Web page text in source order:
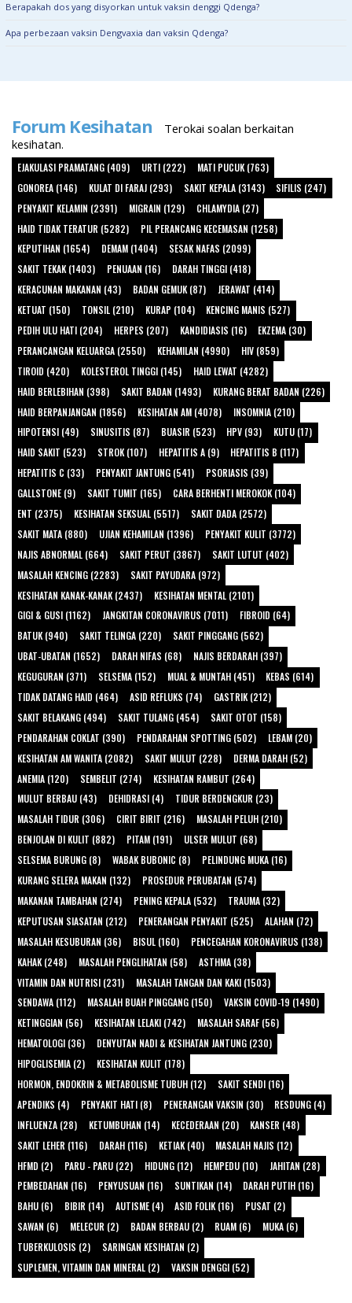
Berapakah dos yang disyorkan untuk vaksin denggi Qdenga?
Apa perbezaan vaksin Dengvaxia dan vaksin Qdenga?
Forum Kesihatan
Terokai soalan berkaitan
kesihatan.
EJAKULASI PRAMATANG (409) URTI (222)
MATI PUCUK (763)
GONOREA (146)
KULAT DI FARAJ (293) SAKIT KEPALA (3143)
SIFILIS (247)
PENYAKIT KELAMIN (2391)
MIGRAIN (129)
CHLAMYDIA (27)
HAID TIDAK TERATUR (5282)
PIL PERANCANG KECEMASAN (1258)
KEPUTIHAN (1654)
DEMAM (1404)
SESAK NAFAS (2099)
SAKIT TEKAK (1403)
PENUAAN (16)
DARAH TINGGI (418)
KERACUNAN MAKANAN (43)
BADAN GEMUK (87)
JERAWAT (414)
KETUAT (150)
TONSIL (210) KURAP (104)
KENCING MANIS (527)
PEDIH ULU HATI (204)
HERPES (207) KANDIDIASIS (16)
EKZEMA (30)
PERANCANGAN KELUARGA (2550)
KEHAMILAN (4990)
HIV (859)
TIROID (420)
KOLESTEROL TINGGI (145)
HAID LEWAT (4282)
HAID BERLEBIHAN (398)
SAKIT BADAN (1493)
KURANG BERAT BADAN (226)
HAID BERPANJANGAN (1856)
KESIHATAN AM (4078)
INSOMNIA (210)
HIPOTENSI (49)
SINUSITIS (87) BUASIR (523) HPV (93)
KUTU (17)
HAID SAKIT (523)
STROK (107) HEPATITIS A (9)
HEPATITIS B (117)
HEPATITIS C (33)
PENYAKIT JANTUNG (541)
PSORIASIS (39)
GALLSTONE (9)
SAKIT TUMIT (165)
CARA BERHENTI MEROKOK (104)
ENT (2375)
KESIHATAN SEKSUAL (5517)
SAKIT DADA (2572)
SAKIT MATA (880)
UJIAN KEHAMILAN (1396)
PENYAKIT KULIT (3772)
NAJIS ABNORMAL (664)
SAKIT PERUT (3867)
SAKIT LUTUT (402)
MASALAH KENCING (2283)
SAKIT PAYUDARA (972)
KESIHATAN KANAK-KANAK (2437)
KESIHATAN MENTAL (2101)
GIGI & GUSI (1162)
JANGKITAN CORONAVIRUS (7011)
FIBROID (64)
BATUK (940)
SAKIT TELINGA (220)
SAKIT PINGGANG (562)
UBAT-UBATAN (1652)
DARAH NIFAS (68)
NAJIS BERDARAH (397)
KEGUGURAN (371)
SELSEMA (152) MUAL & MUNTAH (451)
KEBAS (614)
TIDAK DATANG HAID (464)
ASID REFLUKS (74)
GASTRIK (212)
SAKIT BELAKANG (494)
SAKIT TULANG (454)
SAKIT OTOT (158)
PENDARAHAN COKLAT (390)
PENDARAHAN SPOTTING (502)
LEBAM (20)
KESIHATAN AM WANITA (2082)
SAKIT MULUT (228)
DERMA DARAH (52)
ANEMIA (120)
SEMBELIT (274)
KESIHATAN RAMBUT (264)
MULUT BERBAU (43)
DEHIDRASI (4)
TIDUR BERDENGKUR (23)
MASALAH TIDUR (306)
CIRIT BIRIT (216)
MASALAH PELUH (210)
BENJOLAN DI KULIT (882)
PITAM (191)
ULSER MULUT (68)
SELSEMA BURUNG (8)
WABAK BUBONIC (8)
PELINDUNG MUKA (16)
KURANG SELERA MAKAN (132)
PROSEDUR PERUBATAN (574)
MAKANAN TAMBAHAN (274)
PENING KEPALA (532)
TRAUMA (32)
KEPUTUSAN SIASATAN (212)
PENERANGAN PENYAKIT (525)
ALAHAN (72)
MASALAH KESUBURAN (36)
BISUL (160)
PENCEGAHAN KORONAVIRUS (138)
KAHAK (248)
MASALAH PENGLIHATAN (58)
ASTHMA (38)
VITAMIN DAN NUTRISI (231)
MASALAH TANGAN DAN KAKI (1503)
SENDAWA (112)
MASALAH BUAH PINGGANG (150)
VAKSIN COVID-19 (1490)
KETINGGIAN (56)
KESIHATAN LELAKI (742)
MASALAH SARAF (56)
HEMATOLOGI (36)
DENYUTAN NADI & KESIHATAN JANTUNG (230)
HIPOGLISEMIA (2)
KESIHATAN KULIT (178)
HORMON, ENDOKRIN & METABOLISME TUBUH (12)
SAKIT SENDI (16)
APENDIKS (4)
PENYAKIT HATI (8) PENERANGAN VAKSIN (30)
RESDUNG (4)
INFLUENZA (28)
KETUMBUHAN (14) KECEDERAAN (20)
KANSER (48)
SAKIT LEHER (116)
DARAH (116) KETIAK (40)
MASALAH NAJIS (12)
HFMD (2)
PARU - PARU (22) HIDUNG (12) HEMPEDU (10)
JAHITAN (28)
PEMBEDAHAN (16)
PENYUSUAN (16) SUNTIKAN (14)
DARAH PUTIH (16)
BAHU (6)
BIBIR (14) AUTISME (4) ASID FOLIK (16)
PUSAT (2)
SAWAN (6)
MELECUR (2) BADAN BERBAU (2) RUAM (6)
MUKA (6)
TUBERKULOSIS (2)
SARINGAN KESIHATAN (2)
SUPLEMEN, VITAMIN DAN MINERAL (2)
VAKSIN DENGGI (52)